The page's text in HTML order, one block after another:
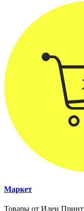
Маркет
Товары от Идеи Принт